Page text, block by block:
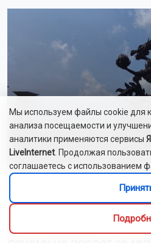
10 августа 2026
Новосибирский
Мы используем файлы cookie для
анализа посещаемости и
аналитики применяются сервисы
LiveInternet . Продолжая
соглашаетесь с использованием